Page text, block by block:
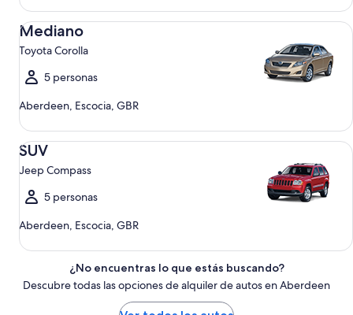
Mediano
Toyota Corolla
5 personas
Aberdeen, Escocia, GBR
Mediano Toyota Corolla
SUV
Jeep Compass
5 personas
Aberdeen, Escocia, GBR
SUV Jeep Compass
¿No encuentras lo que estás buscando?
Descubre todas las opciones de alquiler de autos en Aberdeen